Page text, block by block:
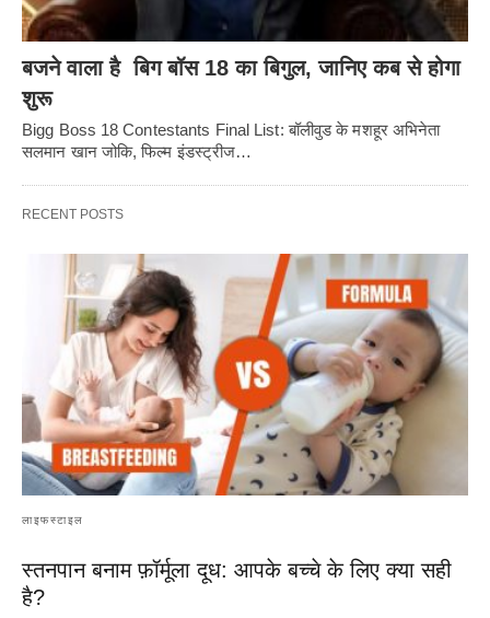
बजने वाला है बिग बॉस 18 का बिगुल, जानिए कब से होगा
शुरू
Bigg Boss 18 Contestants Final List: बॉलीवुड के मशहूर अभिनेता
सलमान खान जोकि, फिल्म इंडस्ट्रीज…
RECENT POSTS
लाइफस्टाइल
स्तनपान बनाम फ़ॉर्मूला दूध: आपके बच्चे के लिए क्या सही
है?